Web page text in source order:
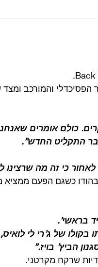
ספרים ומאמרים
והמורכב ומצד
כולם אומרים
התקליט החדש”.
לאחור כי זה מה שרצינו
כשגם הפעם ממציא
בראשי’.
של ג’רי לי לואיס,
הביץ’ בויז.”
שרקח מקרטני.